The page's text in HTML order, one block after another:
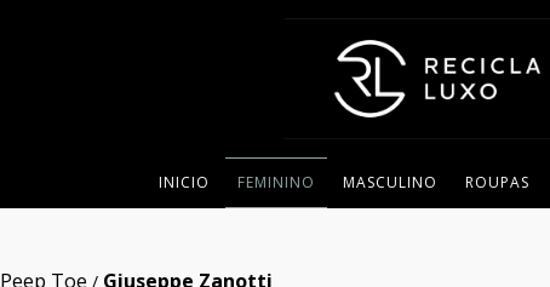
INICIO FEMININO MASCULINO ROUPAS
Peep Toe / Giuseppe Zanotti